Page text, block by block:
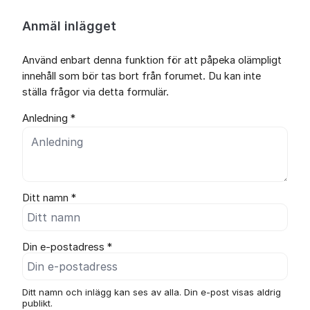
Anmäl inlägget
Använd enbart denna funktion för att påpeka olämpligt
innehåll som bör tas bort från forumet. Du kan inte
ställa frågor via detta formulär.
Anledning *
Ditt namn *
Din e-postadress *
Ditt namn och inlägg kan ses av alla. Din e-post visas aldrig
publikt.